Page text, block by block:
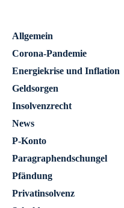
Allgemein
Corona-Pandemie
Energiekrise und Inflation
Geldsorgen
Insolvenzrecht
News
P-Konto
Paragraphendschungel
Pfändung
Privatinsolvenz